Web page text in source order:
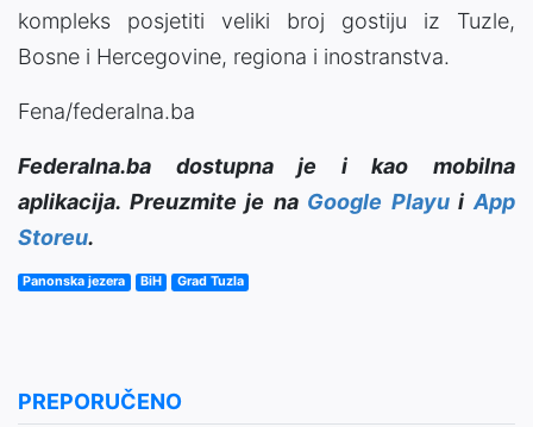
kompleks posjetiti veliki broj gostiju iz Tuzle,
Bosne i Hercegovine, regiona i inostranstva.
Fena/federalna.ba
Federalna.ba dostupna je i kao mobilna
aplikacija. Preuzmite je na Google PlayuiApp
Storeu.
Panonska jezera BiH Grad Tuzla
PREPORUČENO